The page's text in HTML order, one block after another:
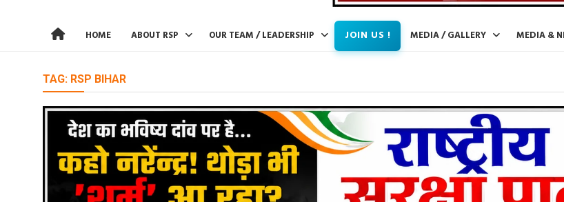
HOME ABOUT RSP OUR TEAM / LEADERSHIP JOIN US ! MEDIA / GALLERY MEDIA &
TAG: RSP BIHAR